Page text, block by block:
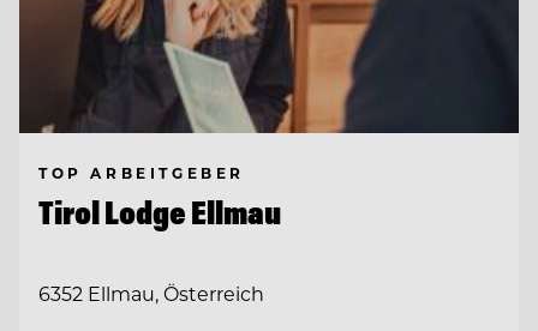
TOP ARBEITGEBER
Tirol Lodge Ellmau
6352 Ellmau, Österreich